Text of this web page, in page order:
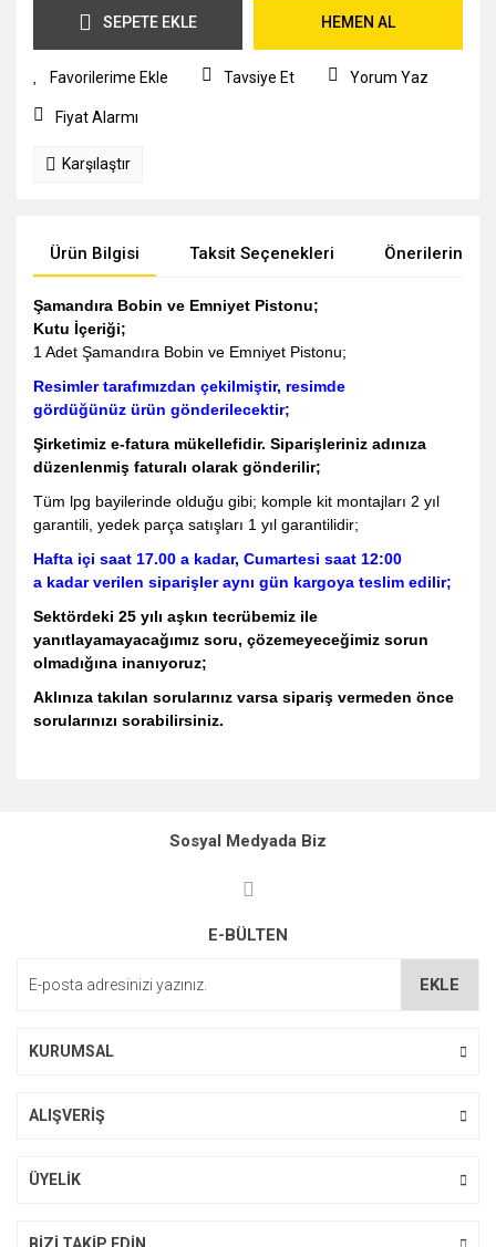
SEPETE EKLE HEMEN AL
Tavsiye Et Yorum Yaz
Fiyat Alarmı
Karşılaştır
Ürün Bilgisi Taksit Seçenekleri Önerileriniz
Şamandıra Bobin ve Emniyet Pistonu;
Kutu İçeriği;
1 Adet Şamandıra Bobin ve Emniyet Pistonu;
Resimler tarafımızdan çekilmiştir, resimde
gördüğünüz ürün gönderilecektir;
Şirketimiz e-fatura mükellefidir. Siparişleriniz adınıza
düzenlenmiş faturalı olarak gönderilir;
Tüm lpg bayilerinde olduğu gibi; komple kit montajları 2 yıl
garantili, yedek parça satışları 1 yıl garantilidir;
Hafta içi saat 17.00 a kadar, Cumartesi saat 12:00
a kadar verilen siparişler aynı gün kargoya teslim edilir;
Sektördeki 25 yılı aşkın tecrübemiz ile
yanıtlayamayacağımız soru, çözemeyeceğimiz sorun
olmadığına inanıyoruz;
Aklınıza takılan sorularınız varsa sipariş vermeden önce
sorularınızı sorabilirsiniz.
kullanarak tarafımıza iletebilirsiniz.
Görüş ve önerileriniz için teşekkür ederiz.
Ürün açıklamasında eksik bilgiler bulunuyor.
Ürün bilgilerinde hatalar bulunuyor.
Bu ürüne benzer farklı alternatifler olmalı.
Sosyal Medyada Biz
E-BÜLTEN
EKLE
KURUMSAL
ALIŞVERİŞ
ÜYELİK